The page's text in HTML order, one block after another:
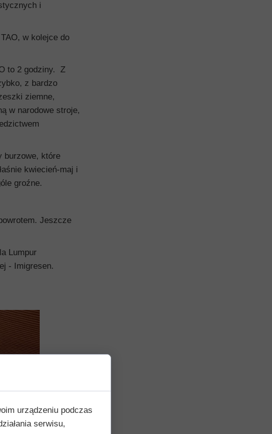
i
w kolejce do
to 2 godziny. Z
z bardzo
ziemne,
w narodowe stroje,
burzowe, które
kwiecień-maj i
groźne.
Jeszcze
Lumpur
- Imigresen.
urządzeniu podczas
serwisu,